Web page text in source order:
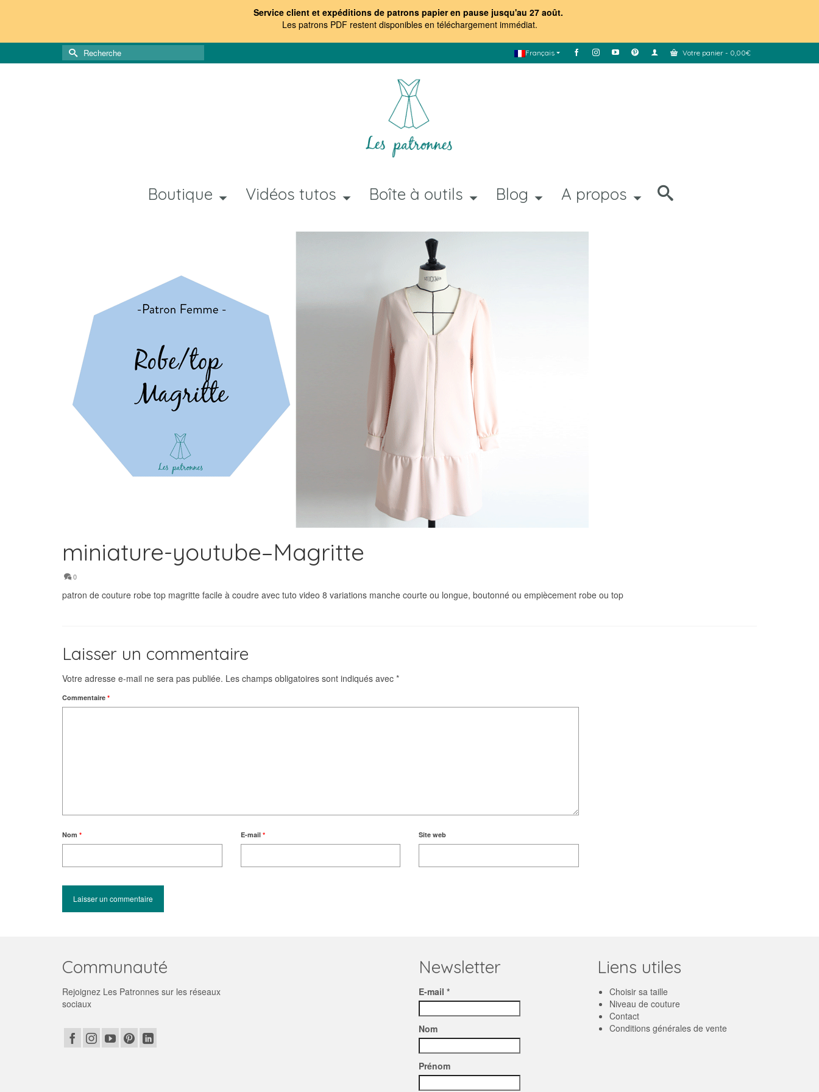
Service client et expéditions de patrons papier en pause jusqu'au 27 août.
Les patrons PDF restent disponibles en téléchargement immédiat.
Français Votre panier - 0,00€
Rechercher :
Boutique Vidéos tutos Boîte à outils Blog A propos
miniature-youtube–Magritte
0
patron de couture robe top magritte facile à coudre avec tuto video 8 variations manche courte ou longue, boutonné ou empiècement robe ou top
Laisser un commentaire
Votre adresse e-mail ne sera pas publiée. Les champs obligatoires sont indiqués avec *
Commentaire *
Nom * E-mail * Site web
Communauté
Rejoignez Les Patronnes sur les réseaux
sociaux
Newsletter
E-mail *
Nom
Prénom
Liens utiles
Choisir sa taille
Niveau de couture
Contact
Conditions générales de vente